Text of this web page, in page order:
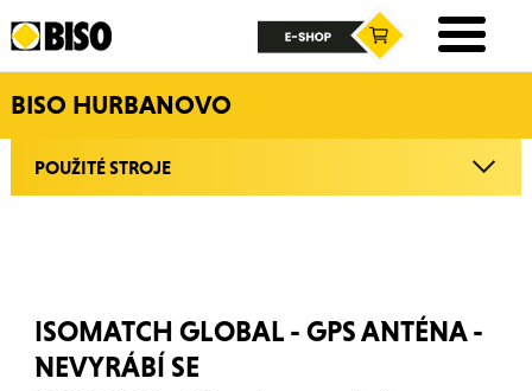
BISO HURBANOVO
POUŽITÉ STROJE
ISOMATCH GLOBAL - GPS ANTÉNA -
NEVYRÁBÍ SE